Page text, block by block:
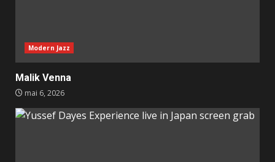
Modern Jazz
Malik Venna
mai 6, 2026